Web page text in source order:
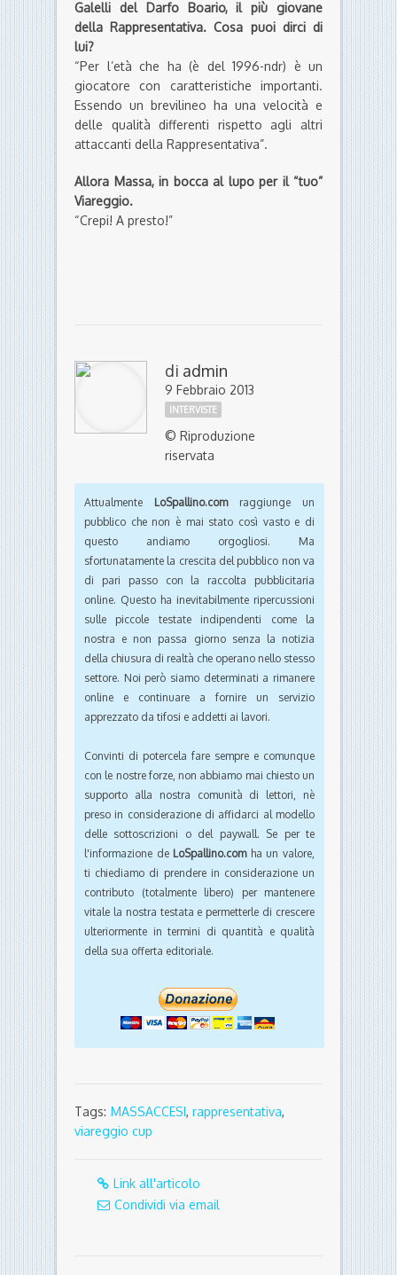
Galelli del Darfo Boario, il più giovane
della Rappresentativa. Cosa puoi dirci di
lui?
“Per l’età che ha (è del 1996-ndr) è un
giocatore con caratteristiche importanti.
Essendo un brevilineo ha una velocità e
delle qualità differenti rispetto agli altri
attaccanti della Rappresentativa”.
Allora Massa, in bocca al lupo per il “tuo”
Viareggio.
“Crepi! A presto!”
di admin
9 Febbraio 2013
INTERVISTE
© Riproduzione
riservata
Attualmente LoSpallino.comraggiunge un
pubblico che non è mai stato così vasto e di
questo andiamo orgogliosi. Ma
sfortunatamente la crescita del pubblico non va
di pari passo con la raccolta pubblicitaria
online. Questo ha inevitabilmente ripercussioni
sulle piccole testate indipendenti come la
nostra e non passa giorno senza la notizia
della chiusura di realtà che operano nello stesso
settore. Noi però siamo determinati a rimanere
online e continuare a fornire un servizio
apprezzato da tifosi e addetti ai lavori.
Convinti di potercela fare sempre e comunque
con le nostre forze, non abbiamo mai chiesto un
supporto alla nostra comunità di lettori, nè
preso in considerazione di affidarci al modello
delle sottoscrizioni o del paywall. Se per te
l'informazione de LoSpallino.comha un valore,
ti chiediamo di prendere in considerazione un
contributo (totalmente libero) per mantenere
vitale la nostra testata e permetterle di crescere
ulteriormente in termini di quantità e qualità
della sua offerta editoriale.
Tags: MASSACCESI, rappresentativa,
viareggio cup
Link all'articolo
Condividi via email